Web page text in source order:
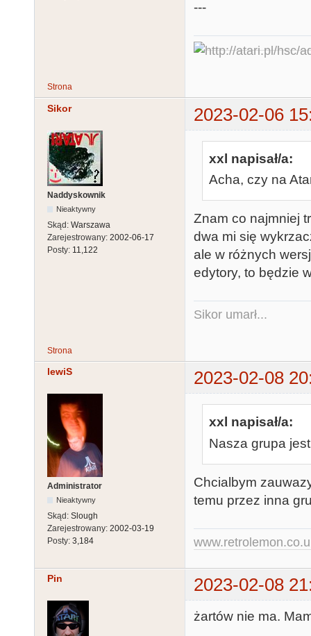
---
Strona
Sikor 2023-02-06
Naddyskownik
Nieaktywny
Skąd: Warszawa
Zarejestrowany: 2002-06-17
Posty: 11,122
xxl napisał/a:
Acha, czy na
Znam co najmniej
dwa mi się
ale w różnych
edytory, to będzie
Sikor umarł...
Strona
lewiS 2023-02-08
Administrator
Nieaktywny
Skąd: Slough
Zarejestrowany: 2002-03-19
Posty: 3,184
xxl napisał/a:
Nasza grupa
Chcialbym
temu przez inna
Pin 2023-02-08
żartów nie ma.